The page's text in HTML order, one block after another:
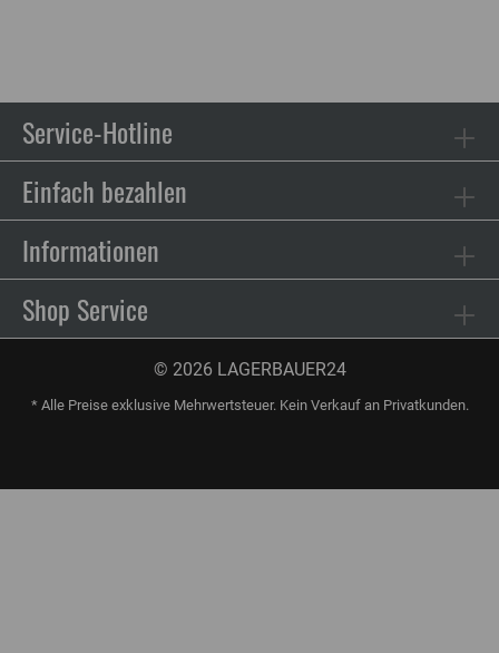
Service-Hotline
Einfach bezahlen
Informationen
Shop Service
© 2026 LAGERBAUER24
* Alle Preise exklusive Mehrwertsteuer. Kein Verkauf an Privatkunden.